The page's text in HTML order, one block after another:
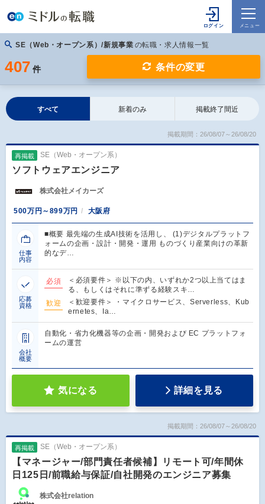
SE（Web・オープン系）/新規事業 の転職・求人情報一覧
407 件 条件の変更
すべて 新着のみ 掲載終了間近
掲載期間：26/08/07～26/08/20
再掲載 SE（Web・オープン系）
ソフトウェアエンジニア
株式会社メイカーズ
500万円～899万円 大阪府
仕事
内容
■概要 最先端の生成AI技術を活用し、 (1)デジタルプラットフ
ォームの企画・設計・開発・運用 ものづくり産業向けの革新
的なデ…
応募
資格
必須
＜必須要件＞ ※以下の内、いずれか2つ以上当てはま
る、もしくはそれに準ずる経験スキ…
歓迎
＜歓迎要件＞ ・マイクロサービス、Serverless、Kub
ernetes、Ia…
会社
概要
自動化・省力化機器等の企画・開発および EC プラットフォ
ームの運営
気になる 詳細を見る
掲載期間：26/08/07～26/08/20
再掲載 SE（Web・オープン系）
【マネージャー/部門責任者候補】リモート可/年間休
日125日/前職給与保証/自社開発のエンジニア募集
株式会社relation